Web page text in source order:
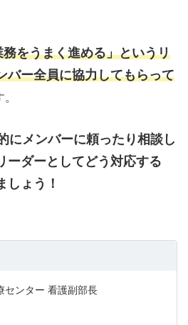
をうまく進める」というリ
バー全員に協力してもらって
にメンバーに頼ったり相談し
ーダーとしてどう対応する
しょう！
センター 看護副部長